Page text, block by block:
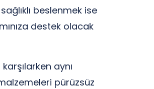
beslenmek ise
destek olacak
aynı
pürüzsüz